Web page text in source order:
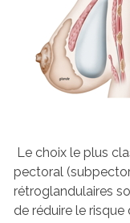
Le choix le plus
pectoral
rétroglandulaires
de réduire le risque